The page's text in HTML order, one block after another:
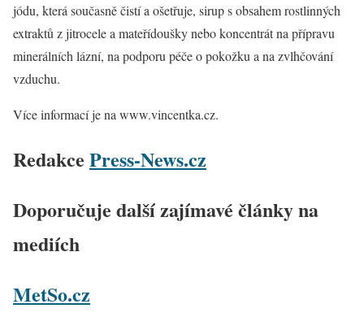
jódu, která současně čistí a ošetřuje, sirup s obsahem rostlinných
extraktů z jitrocele a mateřídoušky nebo koncentrát na přípravu
minerálních lázní, na podporu péče o pokožku a na zvlhčování
vzduchu.
Více informací je na www.vincentka.cz.
Redakce Press-News.cz
Doporučuje další zajímavé články na
mediích
MetSo.cz